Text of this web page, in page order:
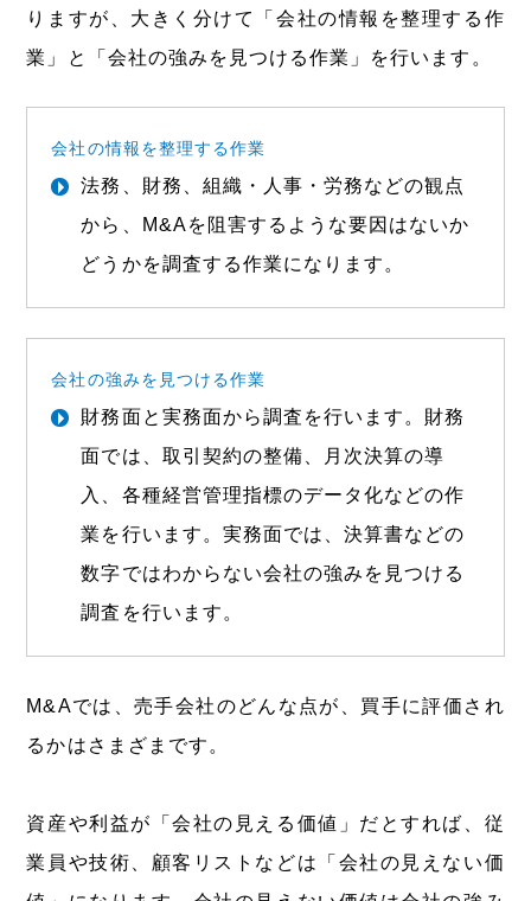
りますが、大きく分けて「会社の情報を整理する作
業」と「会社の強みを見つける作業」を行います。
会社の情報を整理する作業
法務、財務、組織・人事・労務などの観点
から、M&Aを阻害するような要因はないか
どうかを調査する作業になります。
会社の強みを見つける作業
財務面と実務面から調査を行います。財務
面では、取引契約の整備、月次決算の導
入、各種経営管理指標のデータ化などの作
業を行います。実務面では、決算書などの
数字ではわからない会社の強みを見つける
調査を行います。
M&Aでは、売手会社のどんな点が、買手に評価され
るかはさまざまです。
資産や利益が「会社の見える価値」だとすれば、従
業員や技術、顧客リストなどは「会社の見えない価